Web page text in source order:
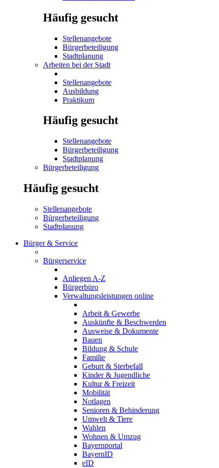
Häufig gesucht
Stellenangebote
Bürgerbeteiligung
Stadtplanung
Arbeiten bei der Stadt
Stellenangebote
Ausbildung
Praktikum
Häufig gesucht
Stellenangebote
Bürgerbeteiligung
Stadtplanung
Bürgerbeteiligung
Häufig gesucht
Stellenangebote
Bürgerbeteiligung
Stadtplanung
Bürger & Service
Bürgerservice
Anliegen A-Z
Bürgerbüro
Verwaltungsleistungen online
Arbeit & Gewerbe
Auskünfte & Beschwerden
Ausweise & Dokumente
Bauen
Bildung & Schule
Familie
Geburt & Sterbefall
Kinder & Jugendliche
Kultur & Freizeit
Mobilität
Notlagen
Senioren & Behinderung
Umwelt & Tiere
Wahlen
Wohnen & Umzug
Bayernportal
BayernID
eID